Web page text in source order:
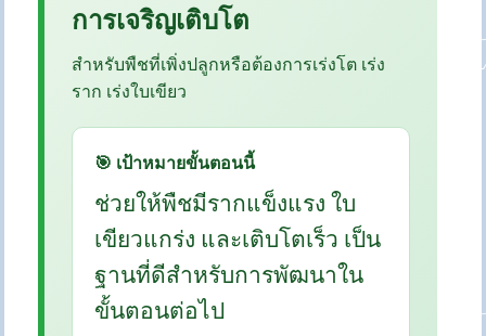
การเจริญเติบโต
สำหรับพืชที่เพิ่งปลูกหรือต้องการเร่งโต เร่ง
ราก เร่งใบเขียว
🎯 เป้าหมายขั้นตอนนี้
ช่วยให้พืชมีรากแข็งแรง ใบ
เขียวแกร่ง และเติบโตเร็ว เป็น
ฐานที่ดีสำหรับการพัฒนาใน
ขั้นตอนต่อไป